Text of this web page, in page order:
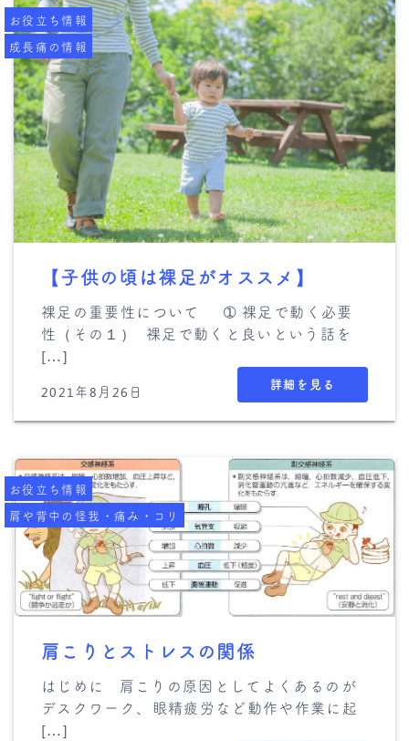
【子供の頃は裸足がオススメ】
裸足の重要性について ➀ 裸足で動く必要
性（その１） 裸足で動くと良いという話を
[…]
2021年8月26日 詳細を見る
お役立ち情報
成長痛の情報
肩こりとストレスの関係
はじめに 肩こりの原因としてよくあるのが
デスクワーク、眼精疲労など動作や作業に起
[…]
お役立ち情報
肩や背中の怪我・痛み・コリ